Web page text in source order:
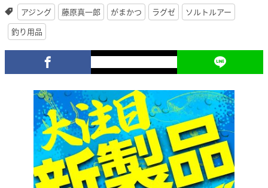
アジング 藤原真一郎 がまかつ ラグゼ
ソルトルアー
釣り用品